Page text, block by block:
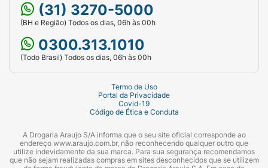
(31) 3270-5000
(BH e Região) Todos os dias, 06h às 00h
0300.313.1010
(Todo Brasil) Todos os dias, 06h às 00h
Termo de Uso
Portal da Privacidade
Covid-19
Código de Ética e Conduta
A Drogaria Araujo S/A informa que o seu site oficial corresponde ao
endereço www.araujo.com.br, não reconhecendo qualquer outro que
utilize indevidamente da sua marca. Para sua segurança recomendamos
que não sejam realizadas compras em sites desconhecidos que se utilizem